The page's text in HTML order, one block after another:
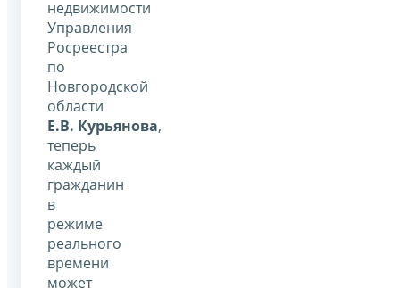
недвижимости
Управления
Росреестра
по
Новгородской
области
Е.В. Курьянова,
теперь
каждый
гражданин
в
режиме
реального
времени
может